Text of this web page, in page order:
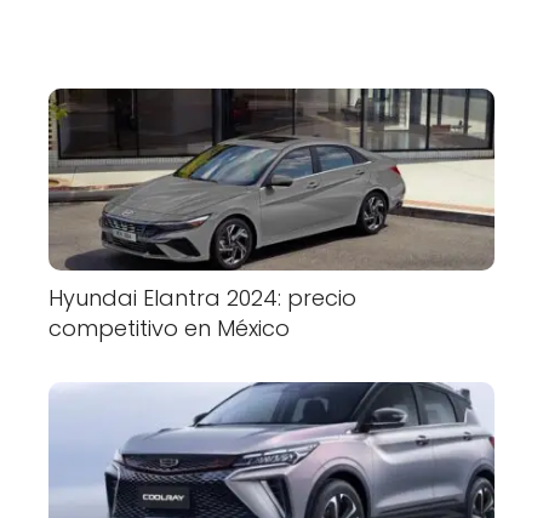
Hyundai Elantra 2024: precio
competitivo en México